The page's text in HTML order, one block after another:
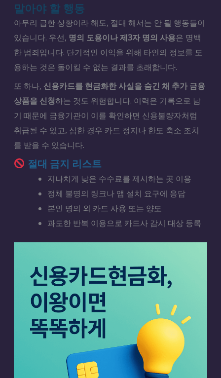
말아야 할 행동
아무리 급한 상황이라 해도, 절대 해서는 안 될 행동들이
있습니다. 우선, 명의 도용이나 제3자 명의 사용은 명백
한 범죄입니다. 단기적인 이익을 위해 타인의 정보를 도
용하는 것은 돌이킬 수 없는 결과를 초래합니다.
또 하나, 신용카드를 현금화한 사실을 숨긴 채 추가 금융
상품을 신청하는 것도 위험합니다. 이력은 기록으로 남
기 때문에 금융기관이 이를 확인하면 신용불량자처럼
취급될 수 있고, 심한 경우 카드 정지나 한도 축소 조치
를 받을 수 있습니다.
절대 금지 리스트
지나치게 낮은 수수료를 제시하는 곳 이용
정체 불명의 링크나 앱 설치 요구에 응답
본인 명의 외 카드 사용 또는 양도
과도한 반복 이용으로 카드사 감시 대상 등록